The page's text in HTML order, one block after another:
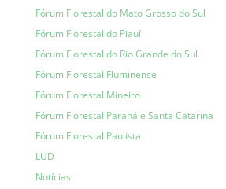
Fórum Florestal do Mato Grosso do Sul
Fórum Florestal do Piauí
Fórum Florestal do Rio Grande do Sul
Fórum Florestal Fluminense
Fórum Florestal Mineiro
Fórum Florestal Paraná e Santa Catarina
Fórum Florestal Paulista
LUD
Notícias